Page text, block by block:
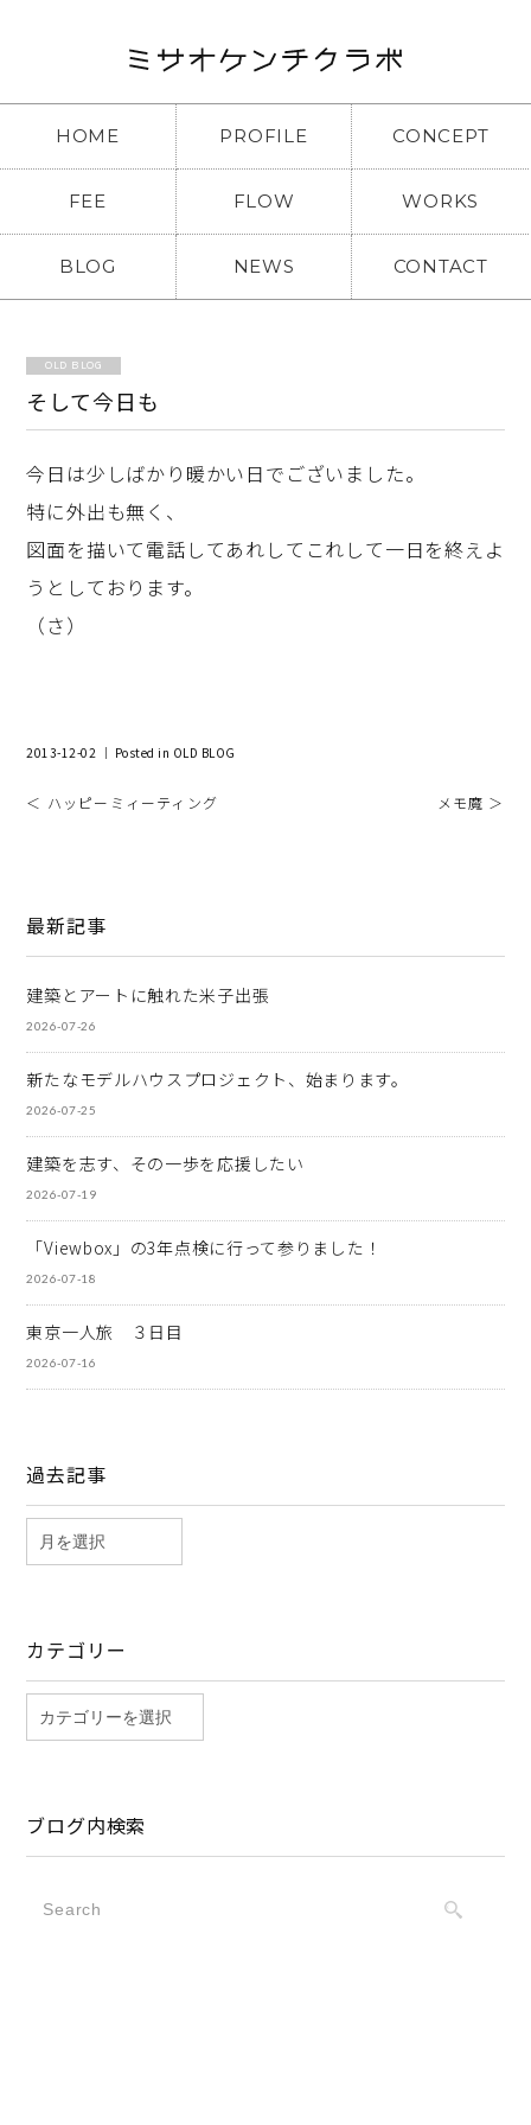
HOME PROFILE CONCEPT
FEE FLOW WORKS
BLOG NEWS CONTACT
OLD BLOG
そして今日も
今日は少しばかり暖かい日でございました。
特に外出も無く、
図面を描いて電話してあれしてこれして一日を終えよ
うとしております。
（さ）
2013-12-02 ｜ Posted in OLD BLOG
＜ ハッピーミィーティング メモ魔 ＞
最新記事
建築とアートに触れた米子出張
2026-07-26
新たなモデルハウスプロジェクト、始まります。
2026-07-25
建築を志す、その一歩を応援したい
2026-07-19
「Viewbox」の3年点検に行って参りました！
2026-07-18
東京一人旅 ３日目
2026-07-16
過去記事
カテゴリー
ブログ内検索